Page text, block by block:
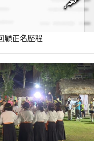
顧正名歷程